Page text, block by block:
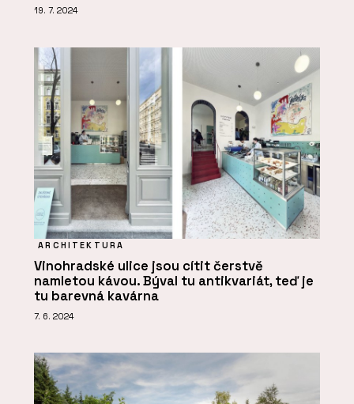
19. 7. 2024
ARCHITEKTURA
Vinohradské ulice jsou cítit čerstvě
namletou kávou. Býval tu antikvariát, teď je
tu barevná kavárna
7. 6. 2024